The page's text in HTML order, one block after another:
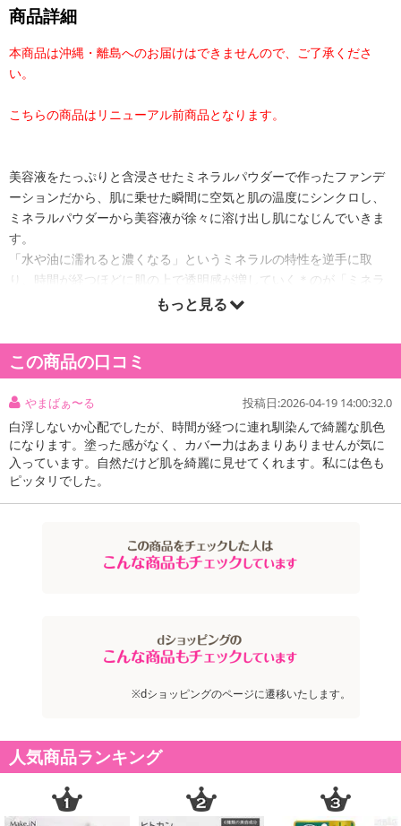
商品詳細
本商品は沖縄・離島へのお届けはできませんので、ご了承くださ
い。
こちらの商品はリニューアル前商品となります。
美容液をたっぷりと含浸させたミネラルパウダーで作ったファンデ
ーションだから、肌に乗せた瞬間に空気と肌の温度にシンクロし、
ミネラルパウダーから美容液が徐々に溶け出し肌になじんでいきま
す。
「水や油に濡れると濃くなる」というミネラルの特性を逆手に取
り、時間が経つほどに肌の上で透明感が増していく＊のが「ミネラ
ていくような感覚です。
＊メイクアップ効果による
必要以上に防腐剤や酸化防止剤を添加することなく、フレッシュな
状態で使い切ることができるエアレスコンパクトです。
独自技術で開発されたスポンジは、「ふんわりとした肌あたり」
「弾力感」「ファンデーションのキャッチ＆リリース能力」の3点を
叶え、ムラなく均一に伸び、カバー力も確実な仕上がりが実現しま
した。
ベストバランスで、汗や水に強いのが特徴。汗ばんでファンデーシ
ョンが崩れやすい春夏の肌に適しています。
ファンデーションをしばらく使用しないでいると、中身が出にくくなる場合があります。
出にくくなったときは、ボタンを数回押すと出てくるようになりご使用いただけます。
容器を立てた状態や逆さにした状態で保管をしないでください。
極端に高温又は低温の場所、直射日光があたる場所には保管しないでください。
もっと見る
この商品の口コミ
やまばぁ〜る 投稿日:2026-04-19 14:00:32.0
白浮しないか心配でしたが、時間が経つに連れ馴染んで綺麗な肌色
になります。塗った感がなく、カバー力はあまりありませんが気に
入っています。自然だけど肌を綺麗に見せてくれます。私には色も
ピッタリでした。
※dショッピングのページに遷移いたします。
人気商品ランキング